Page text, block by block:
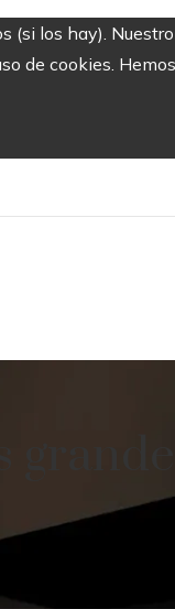
(si los hay).
de cookies.